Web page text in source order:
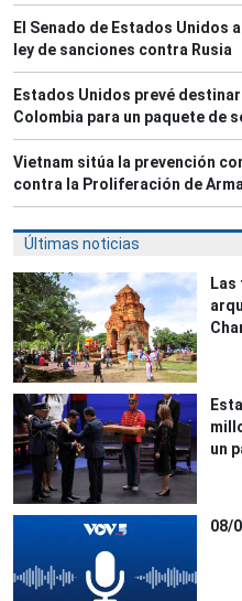
El Senado de Estados Unidos
ley de sanciones contra Rusia
Estados Unidos prevé
Colombia para un paquete de
Vietnam sitúa la prevención
contra la Proliferación de
Últimas noticias
Las
un
08/